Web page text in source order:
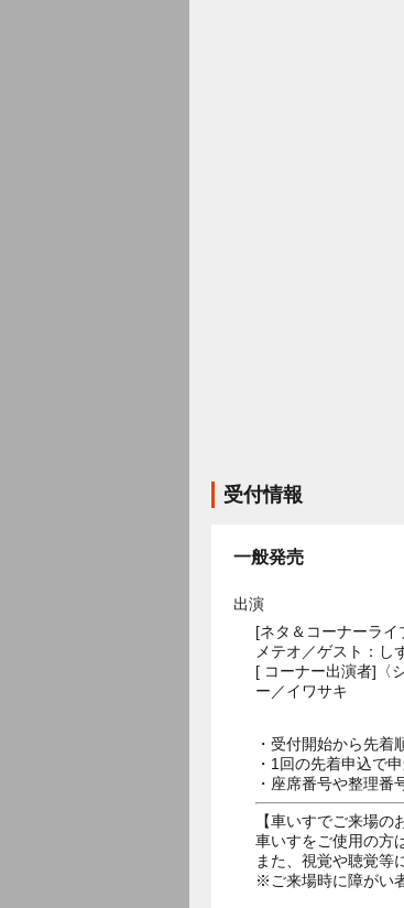
受付情報
一般発売
出演
[ネタ＆コーナーラ
メテオ／ゲスト：し
[ コーナー出演者]〈
ー／イワサキ
・受付開始から先着
・1回の先着申込で
・座席番号や整理番
【車いすでご来場の
車いすをご使用の方
また、視覚や聴覚等
※ご来場時に障がい